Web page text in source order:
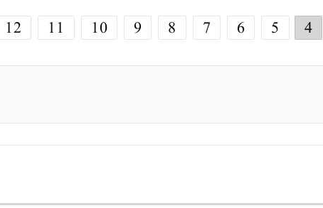
4
5
6
7
8
9
10
11
12